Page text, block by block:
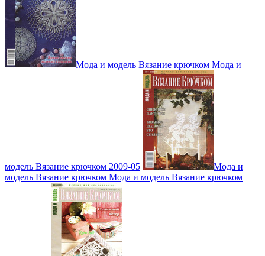
Мода и модель Вязание крючком Мода и
модель Вязание крючком 2009-05
Мода и
модель Вязание крючком Мода и модель Вязание крючком